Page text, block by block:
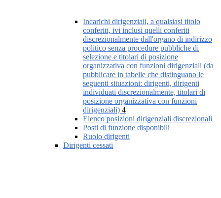
Incarichi dirigenziali, a qualsiasi titolo
conferiti, ivi inclusi quelli conferiti
discrezionalmente dall'organo di indirizzo
politico senza procedure pubbliche di
selezione e titolari di posizione
organizzativa con funzioni dirigenziali (da
pubblicare in tabelle che distinguano le
seguenti situazioni: dirigenti, dirigenti
individuati discrezionalmente, titolari di
posizione organizzativa con funzioni
dirigenziali) 4
Elenco posizioni dirigenziali discrezionali
Posti di funzione disponibili
Ruolo dirigenti
Dirigenti cessati